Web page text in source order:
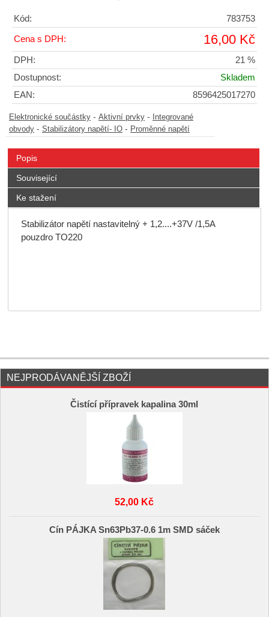
Kód: 783753
Cena s DPH: 16,00 Kč
DPH:
21 %
Dostupnost:
Skladem
EAN:
8596425017270
Elektronické součástky - Aktivní prvky -
Integrované
obvody - Stabilizátory napětí- IO - Proměnné napětí
Popis
Související
Ke stažení
Stabilizátor napětí nastavitelný + 1,2....+37V /1,5A
pouzdro TO220
NEJPRODÁVANĚJŠÍ ZBOŽÍ
Čistící přípravek kapalina 30ml
52,00 Kč
Cín PÁJKA Sn63Pb37-0.6 1m SMD sáček